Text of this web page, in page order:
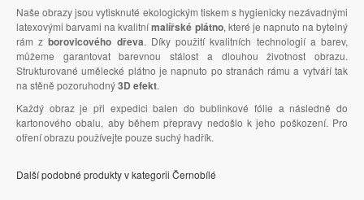
Naše obrazy jsou vytisknuté ekologickým tiskem s hygienicky nezávadnými
latexovými barvami na kvalitnímalířské plátno, které je napnuto na bytelný
rám zborovicového dřeva. Díky použití kvalitních technologií a barev,
můžeme garantovat barevnou stálost a dlouhou životnost obrazu.
Strukturované umělecké plátno je napnuto po stranách rámu a vytváří tak
na stěně pozoruhodný3D efekt.
Každý obraz je při expedici balen do bublinkové fólie a následně do
kartonového obalu, aby během přepravy nedošlo k jeho poškození. Pro
otření obrazu používejte pouze suchý hadřík.
Další podobné produkty v kategorii Černobílé